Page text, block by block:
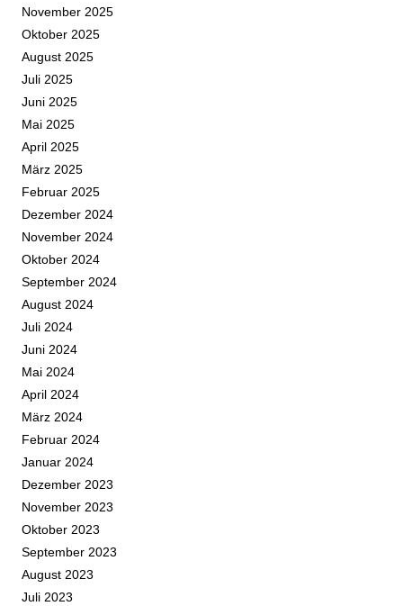
November 2025
Oktober 2025
August 2025
Juli 2025
Juni 2025
Mai 2025
April 2025
März 2025
Februar 2025
Dezember 2024
November 2024
Oktober 2024
September 2024
August 2024
Juli 2024
Juni 2024
Mai 2024
April 2024
März 2024
Februar 2024
Januar 2024
Dezember 2023
November 2023
Oktober 2023
September 2023
August 2023
Juli 2023